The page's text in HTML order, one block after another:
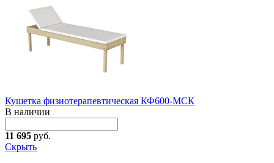
Кушетка физиотерапевтическая КФ600-МСК
В наличии
11 695 руб.
Скрыть